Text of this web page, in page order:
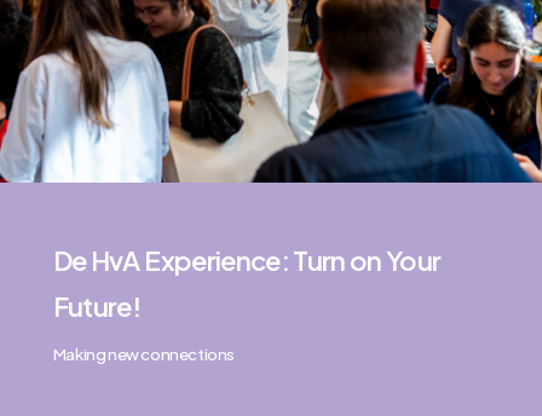
De HvA Experience: Turn on Your
Future!
Making new connections